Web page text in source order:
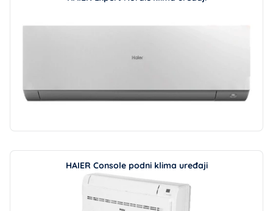
HAIER Console podni klima uređaji